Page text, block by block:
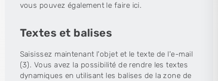
vous pouvez également le faire ici.
Textes et balises
Saisissez maintenant l'objet et le texte de l'e-mail
(3). Vous avez la possibilité de rendre les textes
dynamiques en utilisant les balises de la zone de